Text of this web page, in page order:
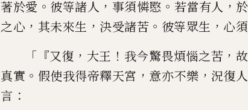
著於愛 。 彼等諸人 ， 事須憐愍 。 若當有人 ，
之心 ， 其未來生 ， 決受諸苦 。 彼等眾生 ， 心
「『又復 ， 大王 ！ 我今驚畏煩惱之苦 ，
真實 。 假使我得帝釋天宮 ， 意亦不樂 ，況復
言 ：